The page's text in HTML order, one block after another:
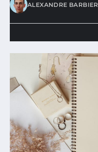
ALEXANDRE BARBIER